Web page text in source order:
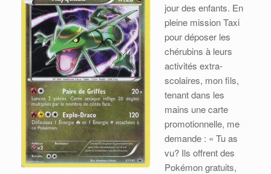
jour des enfants. En
pleine mission Taxi
pour déposer les
chérubins à leurs
activités extra-
scolaires, mon fils,
tenant dans les
mains une carte
promotionnelle, me
demande : « Tu as
vu? Ils offrent des
Pokémon gratuits,